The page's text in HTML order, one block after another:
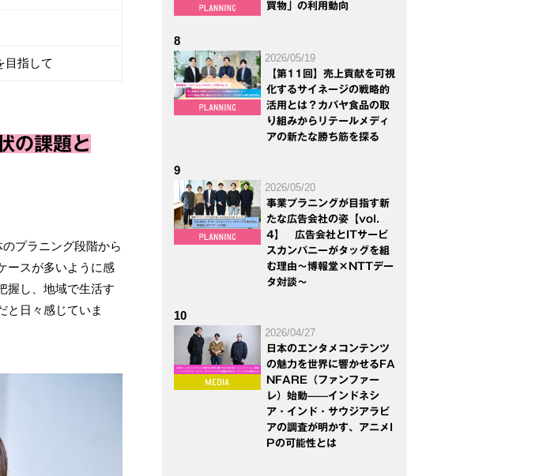
目指して
の課題と
プラニング段階から
ースが多いように感
握し、地域で生活す
と日々感じていま
買物」の利用動向
8
2026/05/19
【第11回】売上貢献を可視
化するサイネージの戦略的
活用とは？カバヤ食品の取
り組みからリテールメディ
アの新たな勝ち筋を探る
9
2026/05/20
事業プラニングが目指す新
たな広告会社の姿【vol.
4】 広告会社とITサービ
スカンパニーがタッグを組
む理由～博報堂×NTTデー
タ対談～
10
2026/04/27
日本のエンタメコンテンツ
の魅力を世界に響かせるFA
NFARE（ファンファー
レ）始動——インドネシ
ア・インド・サウジアラビ
アの調査が明かす、アニメI
Pの可能性とは